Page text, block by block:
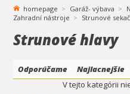
homepage Garáž- výbava
Zahradní nástroje
Strunové
Strunové hlavy
Odporúčame Najlacnejšie
V tejto kategórii